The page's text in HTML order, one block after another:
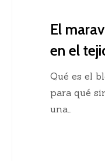
El
en el
Qué es el
para qué
una…